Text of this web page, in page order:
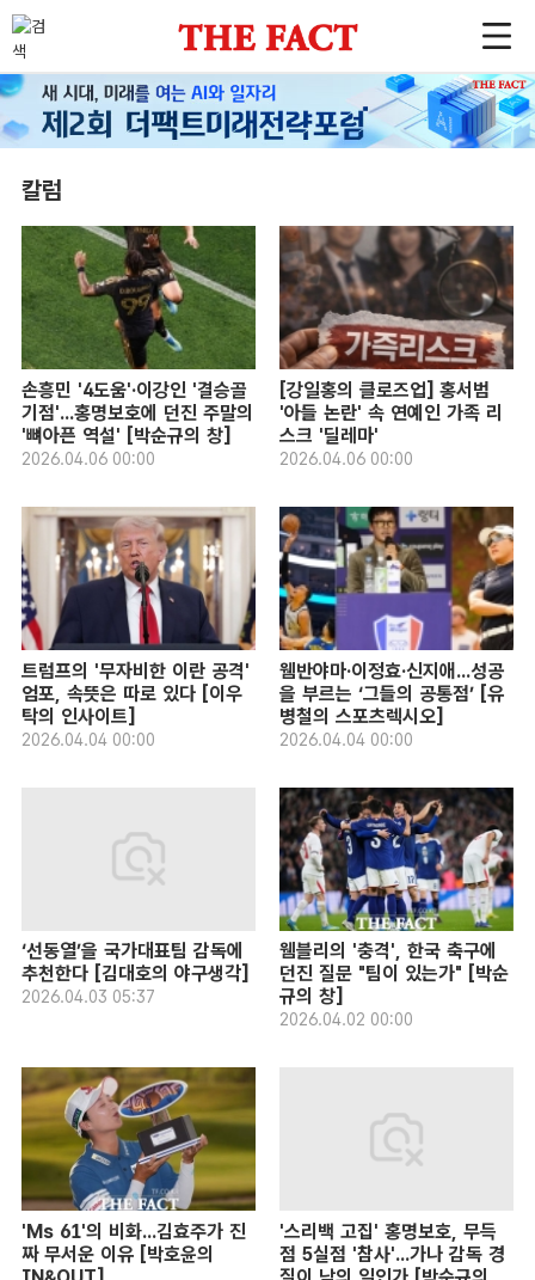
칼럼
손흥민 '4도움'·이강인 '결승골
기점'...홍명보호에 던진 주말의
'뼈아픈 역설' [박순규의 창]
2026.04.06 00:00
[강일홍의 클로즈업] 홍서범
'아들 논란' 속 연예인 가족 리
스크 '딜레마'
2026.04.06 00:00
트럼프의 '무자비한 이란 공격'
엄포, 속뜻은 따로 있다 [이우
탁의 인사이트]
2026.04.04 00:00
웸반야마·이정효·신지애...성공
을 부르는 ‘그들의 공통점’ [유
병철의 스포츠렉시오]
2026.04.04 00:00
‘선동열’을 국가대표팀 감독에
추천한다 [김대호의 야구생각]
2026.04.03 05:37
웸블리의 '충격', 한국 축구에
던진 질문 "팀이 있는가" [박순
규의 창]
2026.04.02 00:00
'Ms 61'의 비화...김효주가 진
짜 무서운 이유 [박호윤의
'스리백 고집' 홍명보호, 무득
점 5실점 '참사'...가나 감독 경